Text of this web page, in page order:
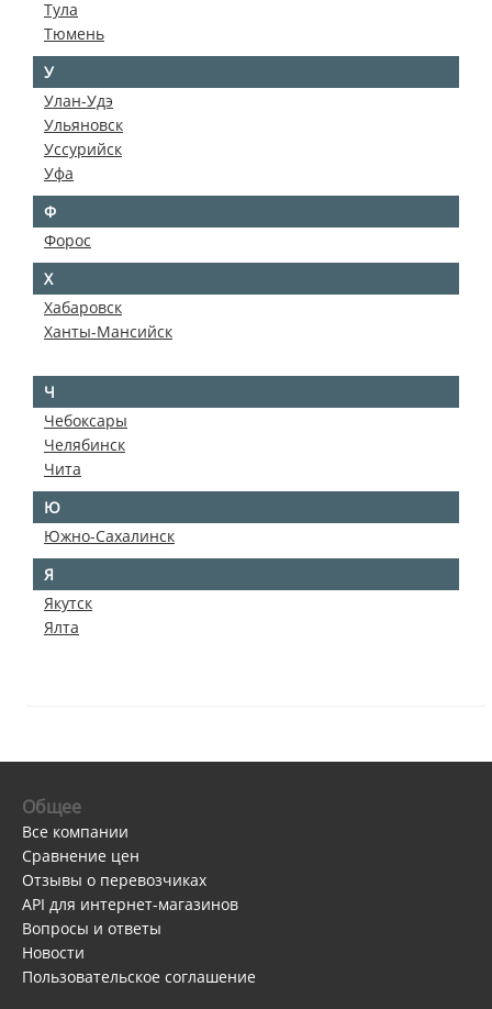
Тула
Тюмень
У
Улан-Удэ
Ульяновск
Уссурийск
Уфа
Ф
Форос
Х
Хабаровск
Ханты-Мансийск
Ч
Чебоксары
Челябинск
Чита
Ю
Южно-Сахалинск
Я
Якутск
Ялта
Общее
Все компании
Сравнение цен
Отзывы о перевозчиках
API для интернет-магазинов
Вопросы и ответы
Новости
Пользовательское соглашение